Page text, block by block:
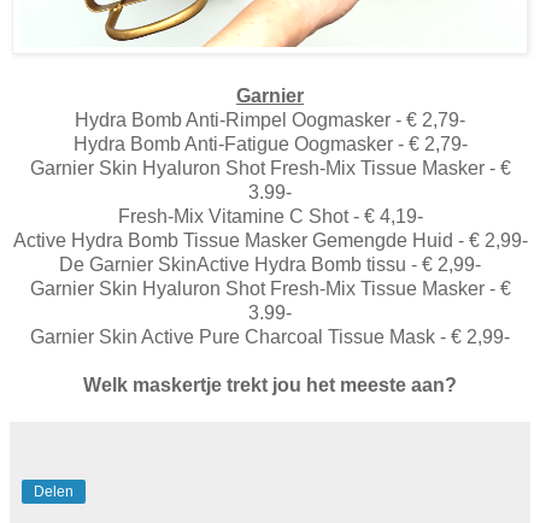
Garnier
Hydra Bomb Anti-Rimpel Oogmasker - € 2,79-
Hydra Bomb Anti-Fatigue Oogmasker - € 2,79-
Garnier Skin Hyaluron Shot Fresh-Mix Tissue Masker - €
3.99-
Fresh-Mix Vitamine C Shot - € 4,19-
Active Hydra Bomb Tissue Masker Gemengde Huid - € 2,99-
De Garnier SkinActive Hydra Bomb tissu - € 2,99-
Garnier Skin Hyaluron Shot Fresh-Mix Tissue Masker - €
3.99-
Garnier Skin Active Pure Charcoal Tissue Mask - € 2,99-
Welk maskertje trekt jou het meeste aan?
Delen